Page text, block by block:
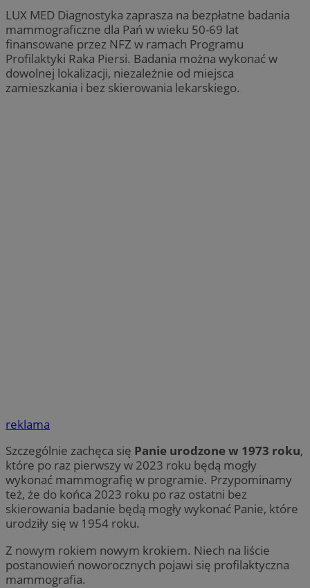
LUX MED Diagnostyka zaprasza na bezpłatne badania
mammograficzne dla Pań w wieku 50-69 lat
finansowane przez NFZ w ramach Programu
Profilaktyki Raka Piersi. Badania można wykonać w
dowolnej lokalizacji, niezależnie od miejsca
zamieszkania i bez skierowania lekarskiego.
reklama
Szczególnie zachęca się Panie urodzone w 1973 roku,
które po raz pierwszy w 2023 roku będą mogły
wykonać mammografię w programie. Przypominamy
też, że do końca 2023 roku po raz ostatni bez
skierowania badanie będą mogły wykonać Panie, które
urodziły się w 1954 roku.
Z nowym rokiem nowym krokiem. Niech na liście
postanowień noworocznych pojawi się profilaktyczna
mammografia.